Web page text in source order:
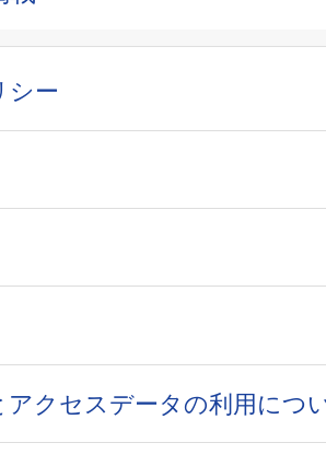
シー
アクセスデータの利用につ